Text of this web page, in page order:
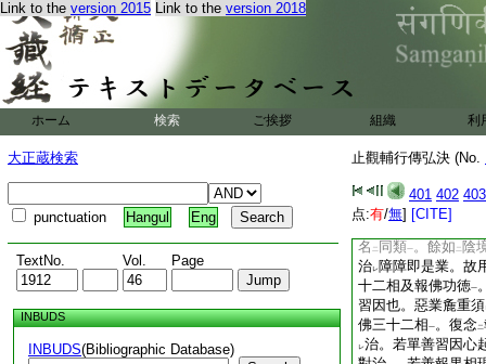
Link to the version 2015 Link to the version 2018
ホーム 検索 ご挨拶 組織 利
大正蔵検索
punctuation Hangul Eng
TextNo. Vol. Page
INBUDS
INBUDS(Bibliographic Database)
止觀輔行傳弘決 (No.
401 402 403
点:有/無] [CITE]
。而言下假觀
者。業即有漏非業
也。先已入レ空得 レ名
。雙非即是中
身念處
者。是念
得 實法 者。領納名
是想陰。行則同縁
念 。并 身口業
部宗次第而起一。得レ
略述二三藏念處一
也。言 同類
名 二 同類一。餘如 二 陰
治レ障障即是業。故
十二相及報佛功徳一
習因也。惡業麁重須
佛三十二相一。復念二
レ治。若單善習因心